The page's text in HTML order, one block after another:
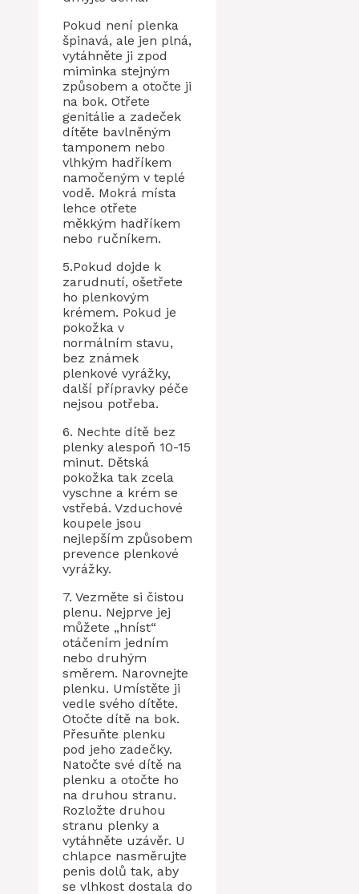
Pokud není plenka
špinavá, ale jen plná,
vytáhněte ji zpod
miminka stejným
způsobem a otočte ji
na bok. Otřete
genitálie a zadeček
dítěte bavlněným
tamponem nebo
vlhkým hadříkem
namočeným v teplé
vodě. Mokrá místa
lehce otřete
měkkým hadříkem
nebo ručníkem.
5.Pokud dojde k
zarudnutí, ošetřete
ho plenkovým
krémem. Pokud je
pokožka v
normálním stavu,
bez známek
plenkové vyrážky,
další přípravky péče
nejsou potřeba.
6. Nechte dítě bez
plenky alespoň 10-15
minut. Dětská
pokožka tak zcela
vyschne a krém se
vstřebá. Vzduchové
koupele jsou
nejlepším způsobem
prevence plenkové
vyrážky.
7. Vezměte si čistou
plenu. Nejprve jej
můžete „hníst“
otáčením jedním
nebo druhým
směrem. Narovnejte
plenku. Umístěte ji
vedle svého dítěte.
Otočte dítě na bok.
Přesuňte plenku
pod jeho zadečky.
Natočte své dítě na
plenku a otočte ho
na druhou stranu.
Rozložte druhou
stranu plenky a
vytáhněte uzávěr. U
chlapce nasměrujte
penis dolů tak, aby
se vlhkost dostala do